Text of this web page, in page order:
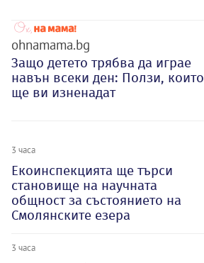
ohnamama.bg
Защо детето трябва да играе
навън всеки ден: Ползи, които
ще ви изненадат
3 часа
Екоинспекцията ще търси
становище на научната
общност за състоянието на
Смолянските езера
3 часа